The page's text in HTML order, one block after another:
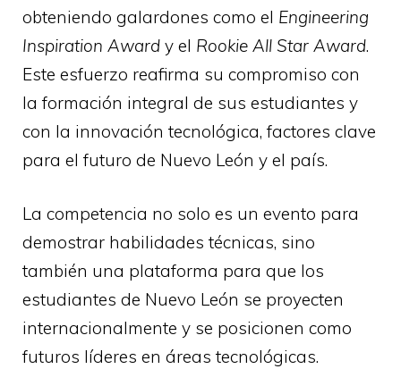
obteniendo galardones como el Engineering
Inspiration Award y el Rookie All Star Award.
Este esfuerzo reafirma su compromiso con
la formación integral de sus estudiantes y
con la innovación tecnológica, factores clave
para el futuro de Nuevo León y el país.
La competencia no solo es un evento para
demostrar habilidades técnicas, sino
también una plataforma para que los
estudiantes de Nuevo León se proyecten
internacionalmente y se posicionen como
futuros líderes en áreas tecnológicas.